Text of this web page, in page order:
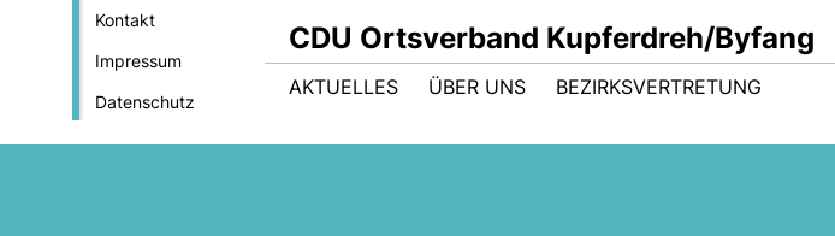
Kontakt
Impressum
Datenschutz
CDU Ortsverband Kupferdreh/Byfang
AKTUELLES ÜBER UNS BEZIRKSVERTRETUNG